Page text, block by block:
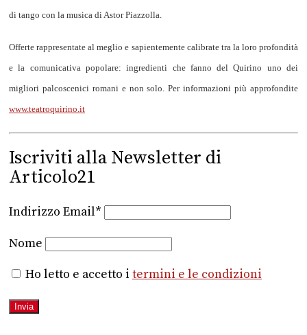
di tango con la musica di Astor Piazzolla
Offerte rappresentate al meglio e sapientemente calibrate tra la loro profondità
e la comunicativa popolare: ingredienti che fanno del Quirino uno dei
migliori palcoscenici romani e non solo. Per informazioni più approfondite
www.teatroquirino.it
Iscriviti alla Newsletter di
Articolo21
Indirizzo Email*
Nome
Ho letto e accetto i termini e le condizioni